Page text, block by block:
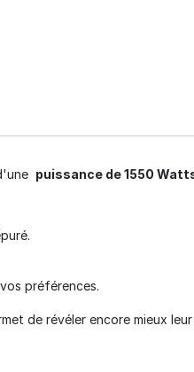
puissance de 1550
préférences.
de révéler encore mieux leur